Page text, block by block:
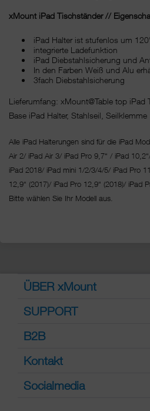
xMount iPad Tischständer //
iPad Halter ist stufenlos um
integrierte Ladefunktion
iPad Diebstahlsicherung und
In den Farben Weiß und Alu
3fach Diebstahlsicherung
Lieferumfang: xMount@Table top iPad
Base iPad Halter, Stahlseil, Seilklemme
Alle iPad Halterungen sind für die iPad
Air 2/ iPad Air 3/ iPad Pro 9,7“ / iPad
iPad 2018/ iPad mini 1/2/3/4/5/ iPad Pro
12,9“ (2017)/ iPad Pro 12,9“ (2018)/ iPad
Bitte wählen Sie Ihr Modell aus.
ÜBER xMount
SUPPORT
B2B
Kontakt
Socialmedia